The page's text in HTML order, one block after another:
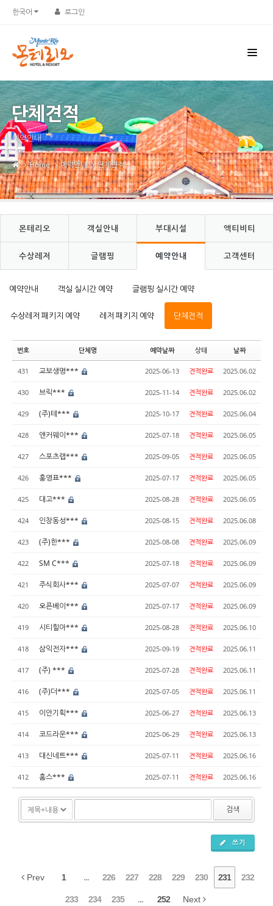
한국어 로그인
단체견적
예약안내
Home 예약안내 단체견적
몬테리오 객실안내 부대시설 액티비티
수상레저 글램핑 예약안내 고객센터
예약안내 객실 실시간 예약 글램핑 실시간 예약
수상레저 패키지 예약 레저 패키지 예약 단체견적
번호 단체명 예약날짜 상태 날짜
431 교보생명*** 2025-06-13 견적완료 2025.06.02
430 브릭*** 2025-11-14 견적완료 2025.06.02
429 (주)테*** 2025-10-17 견적완료 2025.06.04
428 앤커웨이*** 2025-07-18 견적완료 2025.06.05
427 스포츠랩*** 2025-09-05 견적완료 2025.06.05
426 홍영표*** 2025-07-17 견적완료 2025.06.05
425 대고*** 2025-08-28 견적완료 2025.06.05
424 인창동성*** 2025-08-15 견적완료 2025.06.08
423 (주)한*** 2025-08-08 견적완료 2025.06.09
422 SM C*** 2025-07-18 견적완료 2025.06.09
421 주식회사*** 2025-07-07 견적완료 2025.06.09
420 오픈베이*** 2025-07-17 견적완료 2025.06.09
419 시티힐아*** 2025-08-28 견적완료 2025.06.10
418 삼익전자*** 2025-09-19 견적완료 2025.06.11
417 (주) *** 2025-07-28 견적완료 2025.06.11
416 (주)더*** 2025-07-05 견적완료 2025.06.11
415 이안기획*** 2025-06-27 견적완료 2025.06.13
414 코드라운*** 2025-06-29 견적완료 2025.06.13
413 대신네트*** 2025-07-11 견적완료 2025.06.16
412 홈스*** 2025-07-11 견적완료 2025.06.16
검색
쓰기
Prev 1 ... 226 227 228 229 230 231 232
233 234 235 ... 252 Next
Sketchbook5, 스케치북5